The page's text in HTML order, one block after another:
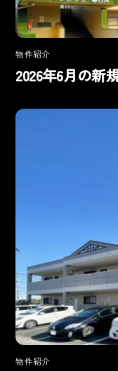
物件紹介
2026年6月の新
物件紹介